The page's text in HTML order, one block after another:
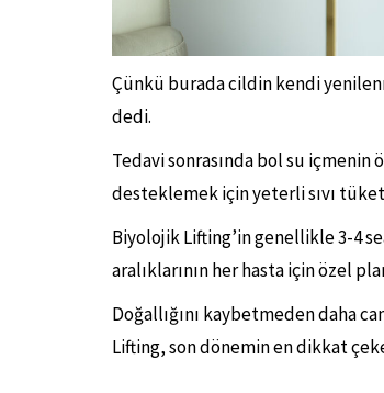
Çünkü burada cildin kendi
dedi.
Tedavi sonrasında bol su
desteklemek için yeterli sıvı
Biyolojik Lifting’in genellikle 3-4
aralıklarının her hasta için özel
Doğallığını kaybetmeden daha
Lifting, son dönemin en dikkat